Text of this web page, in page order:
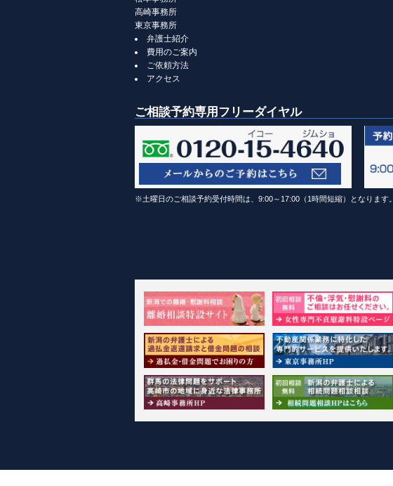
高崎事務所
東京事務所
弁護士紹介
費用のご案内
ご依頼方法
アクセス
ご相談予約専用フリーダイヤル
※土曜日のご相談予約受付時間は、9:00～17:00（1時間短縮）となります。